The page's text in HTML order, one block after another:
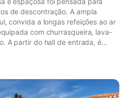
de descontração. A ampla
convida a longas refeições ao ar
com churrasqueira, lava-
A partir do hall de entrada, é
de jantar em plano aberto, com
e à área da piscina. A cozinha está
fogão a gás e forno elétrico, p...